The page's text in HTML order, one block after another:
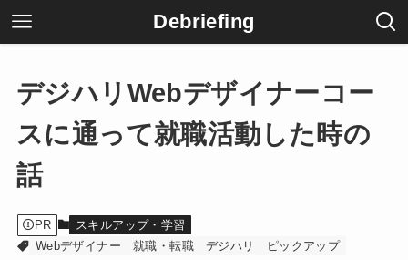
Debriefing
デジハリWebデザイナーコー
スに通って就職活動した時の
話
PR
スキルアップ・学習
Webデザイナー
就職・転職 デジハリ ピックアップ